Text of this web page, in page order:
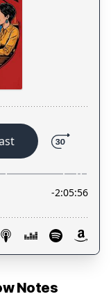
Notes